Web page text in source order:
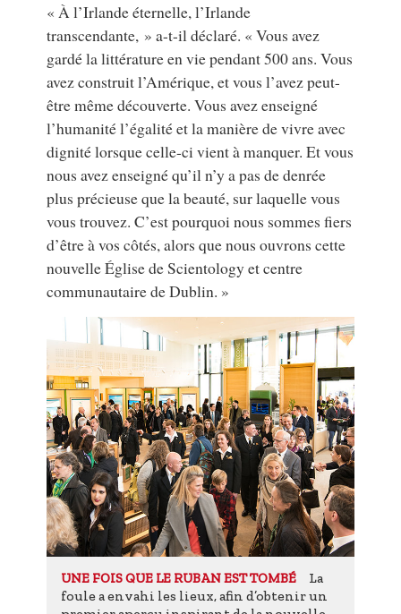
« À l’Irlande éternelle, l’Irlande
transcendante, » a-t-il déclaré. « Vous avez
gardé la littérature en vie pendant 500 ans. Vous
avez construit l’Amérique, et vous l’avez peut-
être même découverte. Vous avez enseigné
l’humanité l’égalité et la manière de vivre avec
dignité lorsque celle-ci vient à manquer. Et vous
nous avez enseigné qu’il n’y a pas de denrée
plus précieuse que la beauté, sur laquelle vous
vous trouvez. C’est pourquoi nous sommes fiers
d’être à vos côtés, alors que nous ouvrons cette
nouvelle Église de Scientology et centre
communautaire de Dublin. »
UNE FOIS QUE LE RUBAN EST TOMBÉ
La
foule a envahi les lieux, afin d’obtenir un